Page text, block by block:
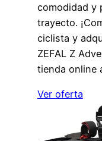
comodidad y
trayecto.
ciclista y
ZEFAL Z
tienda online
Ver oferta